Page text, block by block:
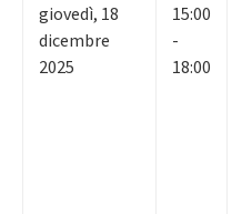
giovedì, 18
dicembre
2025
15:00
-
18:00